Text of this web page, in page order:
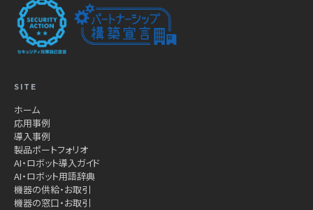
SITE
ホーム
応用事例
導入事例
製品ポートフォリオ
AI・ロボット導入ガイド
AI・ロボット用語辞典
機器の供給・お取引
機器の窓口・お取引